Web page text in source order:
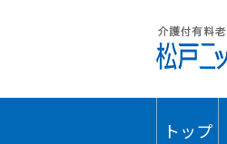
トップ